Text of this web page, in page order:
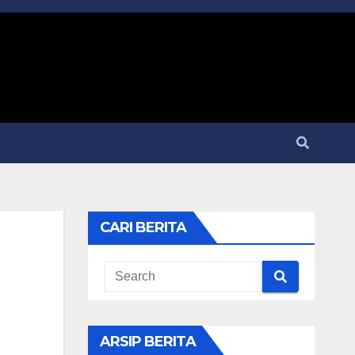
CARI BERITA
ARSIP BERITA